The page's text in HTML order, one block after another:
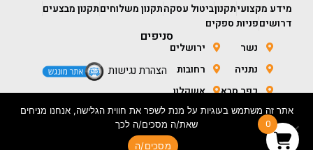
מידע מקצועיתקנוןביטול עסקהתקנון משלוחיםתקנון מבצעים
דרושיםפניות ספקים
סניפים
נשר
נתניה
כפר סבא
חולון
ירושלים
רחובות
אשקלון
באר שבע
הצהרת נגישות
0
אתר זה משתמש בעוגיות על מנת לשפר את חווית הגלישה, אנחנו מניחים
שאת/ה מסכים/ה לכך
מסכים/ה